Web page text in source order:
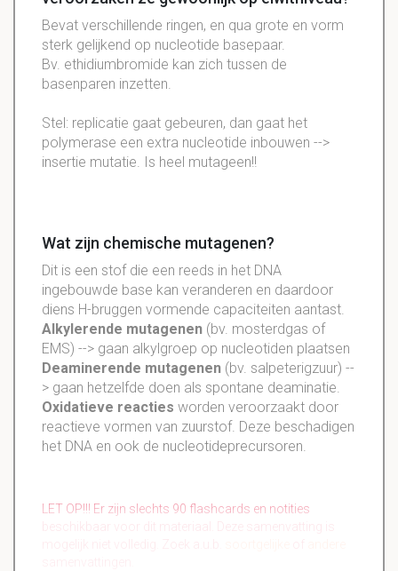
Bevat verschillende ringen, en qua grote en vorm
sterk gelijkend op nucleotide basepaar.
Bv. ethidiumbromide kan zich tussen de
basenparen inzetten.
Stel: replicatie gaat gebeuren, dan gaat het
polymerase een extra nucleotide inbouwen -->
insertie mutatie. Is heel mutageen!!
Wat zijn chemische mutagenen?
Dit is een stof die een reeds in het DNA
ingebouwde base kan veranderen en daardoor
diens H-bruggen vormende capaciteiten aantast.
Alkylerende mutagenen (bv. mosterdgas of
EMS) --> gaan alkylgroep op nucleotiden plaatsen
Deaminerende mutagenen (bv. salpeterigzuur) --
> gaan hetzelfde doen als spontane deaminatie.
Oxidatieve reacties worden veroorzaakt door
reactieve vormen van zuurstof. Deze beschadigen
het DNA en ook de nucleotideprecursoren.
LET OP!!! Er zijn slechts 90 flashcards en notities
beschikbaar voor dit materiaal. Deze samenvatting is